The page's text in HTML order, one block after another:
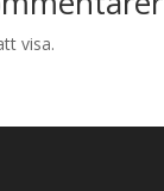
visa.